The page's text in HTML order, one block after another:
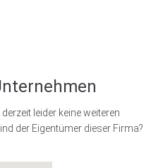
leider keine weiteren
der Eigentümer dieser Firma?